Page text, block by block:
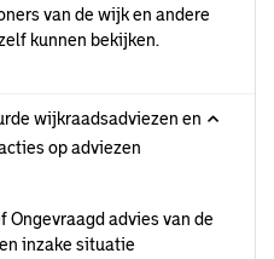
van de wijk en andere
kunnen bekijken.
wijkraadsadviezen en
op adviezen
Ongevraagd advies van de
inzake situatie